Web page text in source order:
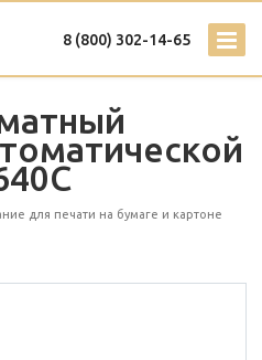
8 (800) 302-14-65
для печати на бумаге и картоне